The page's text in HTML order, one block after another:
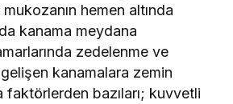
hemen altında
kanama meydana
zedelenme ve
kanamalara zemin
faktörlerden bazıları; kuvvetli